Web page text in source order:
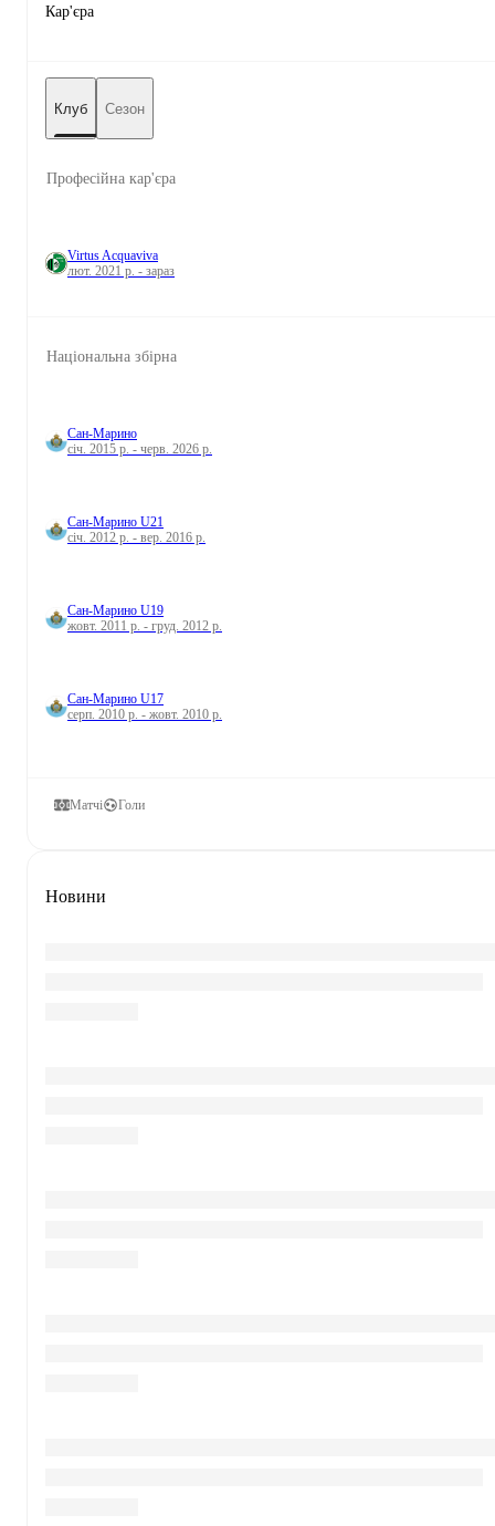
Кар'єра
Клуб Сезон
Професійна кар'єра
Virtus Acquaviva
лют. 2021 р. - зараз
Національна збірна
Сан-Марино
січ. 2015 р. - черв. 2026 р.
Сан-Марино U21
січ. 2012 р. - вер. 2016 р.
Сан-Марино U19
жовт. 2011 р. - груд. 2012 р.
Сан-Марино U17
серп. 2010 р. - жовт. 2010 р.
Матчі Голи
Новини